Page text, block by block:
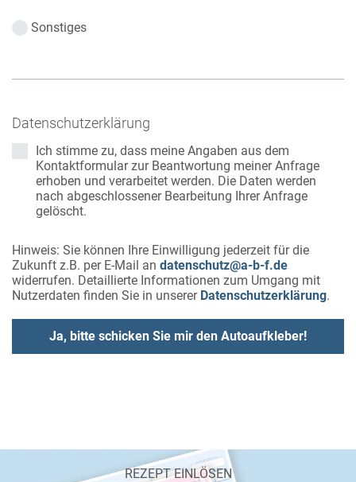
Sonstiges
Datenschutzerklärung
Ich stimme zu, dass meine Angaben aus dem
Kontaktformular zur Beantwortung meiner Anfrage
erhoben und verarbeitet werden. Die Daten werden
nach abgeschlossener Bearbeitung Ihrer Anfrage
gelöscht.
Hinweis: Sie können Ihre Einwilligung jederzeit für die
Zukunft z.B. per E-Mail an datenschutz@a-b-f.de
widerrufen. Detaillierte Informationen zum Umgang mit
Nutzerdaten finden Sie in unserer Datenschutzerklärung.
REZEPT EINLÖSEN